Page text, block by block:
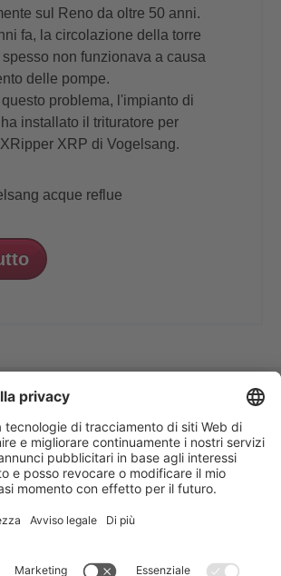
sul Reno da oltre 50 anni.
fa, la circolazione della torre
non funzionava a causa
delle pompe.
problema, l'impianto di
installato il trituratore per
XRP di Vogelsang.
acque reflue
- LEADING IN TECHNOLOGY
S.r.l., Via Bertolino 9/A, 26025
Pandino CR, Italia